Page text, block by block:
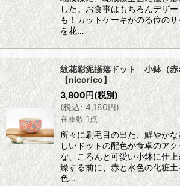
した。お食事はもちろんデザ
も！カットケーキがのる位の
を花…
紋花彩泥掻落ドット 小鉢（
【nicorico】
3,800円(税別)
(税込: 4,180円)
在庫数 1点
所々に刷毛目の出た、鮮やか
しいドットの配色が食卓のア
な、ころんと可愛い小鉢に仕
燥する前に、赤と水色の化粧
色…